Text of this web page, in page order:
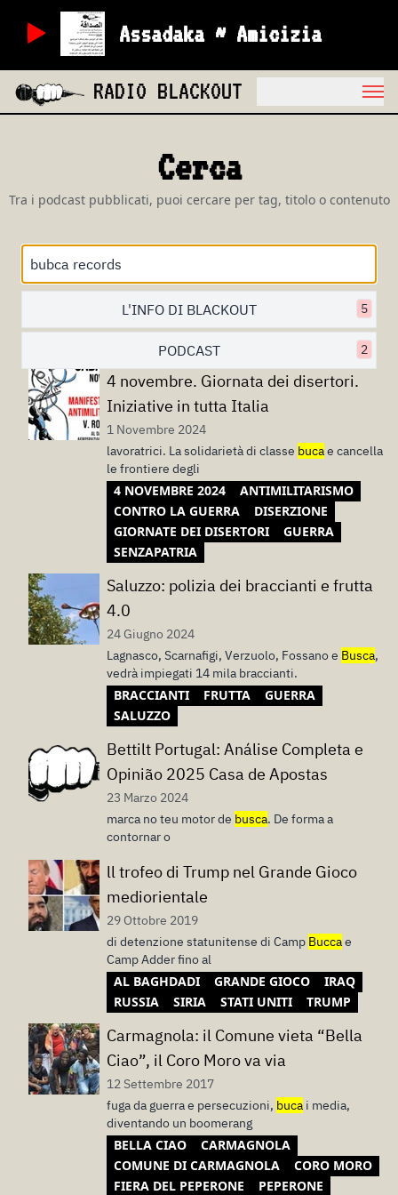
Assadaka ~ Amicizia
RADIO BLACKOUT
Cerca
Tra i podcast pubblicati, puoi cercare per tag, titolo o contenuto
L'INFO DI BLACKOUT 5
PODCAST 2
4 novembre. Giornata dei disertori.
Iniziative in tutta Italia
1 Novembre 2024
lavoratrici. La solidarietà di classe bucae cancella
le frontiere degli
4 NOVEMBRE 2024
ANTIMILITARISMO
CONTRO LA GUERRA
DISERZIONE
GIORNATE DEI DISERTORI
GUERRA
SENZAPATRIA
Saluzzo: polizia dei braccianti e frutta
4.0
24 Giugno 2024
Lagnasco, Scarnafigi, Verzuolo, Fossano e Busca,
vedrà impiegati 14 mila braccianti.
BRACCIANTI FRUTTA
GUERRA
SALUZZO
Bettilt Portugal: Análise Completa e
Opinião 2025 Casa de Apostas
23 Marzo 2024
marca no teu motor de busca. De forma a
contornar o
ll trofeo di Trump nel Grande Gioco
mediorientale
29 Ottobre 2019
di detenzione statunitense di Camp Buccae
Camp Adder fino al
AL BAGHDADI GRANDE GIOCO
IRAQ
RUSSIA
SIRIA STATI UNITI TRUMP
Carmagnola: il Comune vieta “Bella
Ciao”, il Coro Moro va via
12 Settembre 2017
fuga da guerra e persecuzioni, buca i media,
diventando un boomerang
BELLA CIAO
CARMAGNOLA
COMUNE DI CARMAGNOLA
CORO MORO
FIERA DEL PEPERONE
PEPERONE